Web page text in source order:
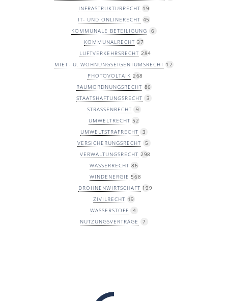
INFRASTRUKTURRECHT 19
IT- UND ONLINERECHT 45
KOMMUNALE BETEILIGUNG
6
KOMMUNALRECHT 37
LUFTVERKEHRSRECHT 284
MIET- U. WOHNUNGSEIGENTUMSRECHT 12
PHOTOVOLTAIK 268
RAUMORDNUNGSRECHT 86
STAATSHAFTUNGSRECHT
3
STRASSENRECHT
9
UMWELTRECHT 52
UMWELTSTRAFRECHT
3
VERSICHERUNGSRECHT
5
VERWALTUNGSRECHT 298
WASSERRECHT 86
WINDENERGIE 568
DROHNENWIRTSCHAFT 199
ZIVILRECHT 19
WASSERSTOFF
4
NUTZUNGSVERTRÄGE
7